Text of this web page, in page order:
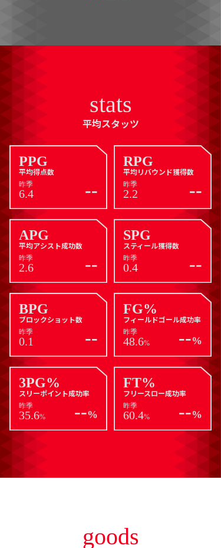
stats
平均スタッツ
PPG
平均得点数
昨季
6.4 --
RPG
平均リバウンド獲得数
昨季
2.2 --
APG
平均アシスト成功数
昨季
2.6 --
SPG
スティール獲得数
昨季
0.4 --
BPG
ブロックショット数
昨季
0.1 --
FG%
フィールドゴール成功率
昨季
48.6% --%
3PG%
スリーポイント成功率
昨季
35.6% --%
FT%
フリースロー成功率
昨季
60.4% --%
goods